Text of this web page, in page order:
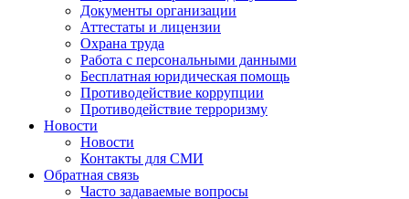
Документы организации
Аттестаты и лицензии
Охрана труда
Работа с персональными данными
Бесплатная юридическая помощь
Противодействие коррупции
Противодействие терроризму
Новости
Новости
Контакты для СМИ
Обратная связь
Часто задаваемые вопросы